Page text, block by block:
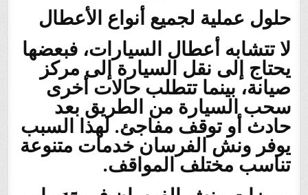
حلول عملية لجميع أنواع الأعطال
لا تتشابه أعطال السيارات، فبعضها
يحتاج إلى نقل السيارة إلى مركز
صيانة، بينما تتطلب حالات أخرى
سحب السيارة من الطريق بعد
حادث أو توقف مفاجئ. لهذا السبب
يوفر ونش الفرسان خدمات متنوعة
تناسب مختلف المواقف.